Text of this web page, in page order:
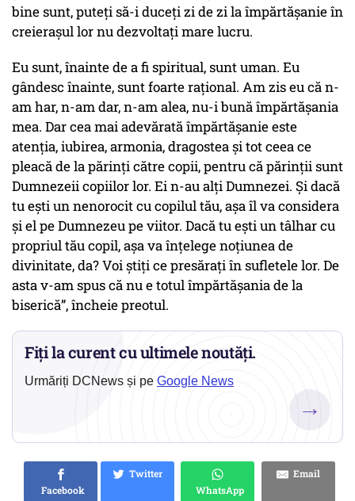
bine sunt, puteți să-i duceți zi de zi la împărtășanie în
creierașul lor nu dezvoltați mare lucru.
Eu sunt, înainte de a fi spiritual, sunt uman. Eu
gândesc înainte, sunt foarte rațional. Am zis eu că n-
am har, n-am dar, n-am alea, nu-i bună împărtășania
mea. Dar cea mai adevărată împărtășanie este
atenția, iubirea, armonia, dragostea și tot ceea ce
pleacă de la părinți către copii, pentru că părinții sunt
Dumnezeii copiilor lor. Ei n-au alți Dumnezei. Și dacă
tu ești un nenorocit cu copilul tău, așa îl va considera
și el pe Dumnezeu pe viitor. Dacă tu ești un tâlhar cu
propriul tău copil, așa va înțelege noțiunea de
divinitate, da? Voi știți ce presărați în sufletele lor. De
asta v-am spus că nu e totul împărtășania de la
biserică”, încheie preotul.
Fiți la curent cu ultimele noutăți.
Urmăriți DCNews și pe Google News
→
Facebook
Twitter
WhatsApp
Email